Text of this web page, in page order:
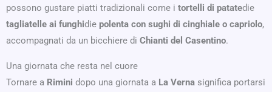
possono gustare piatti tradizionali come i tortelli di patatedie
tagliatelle ai funghidie polenta con sughi di cinghiale o capriolo,
accompagnati da un bicchiere di Chianti del Casentino.
Una giornata che resta nel cuore
Tornare a Rimini dopo una giornata a La Verna significa portarsi